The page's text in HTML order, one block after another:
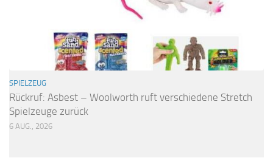
SPIELZEUG
Rückruf: Asbest – Woolworth ruft verschiedene Stretch
Spielzeuge zurück
6 AUG., 2026